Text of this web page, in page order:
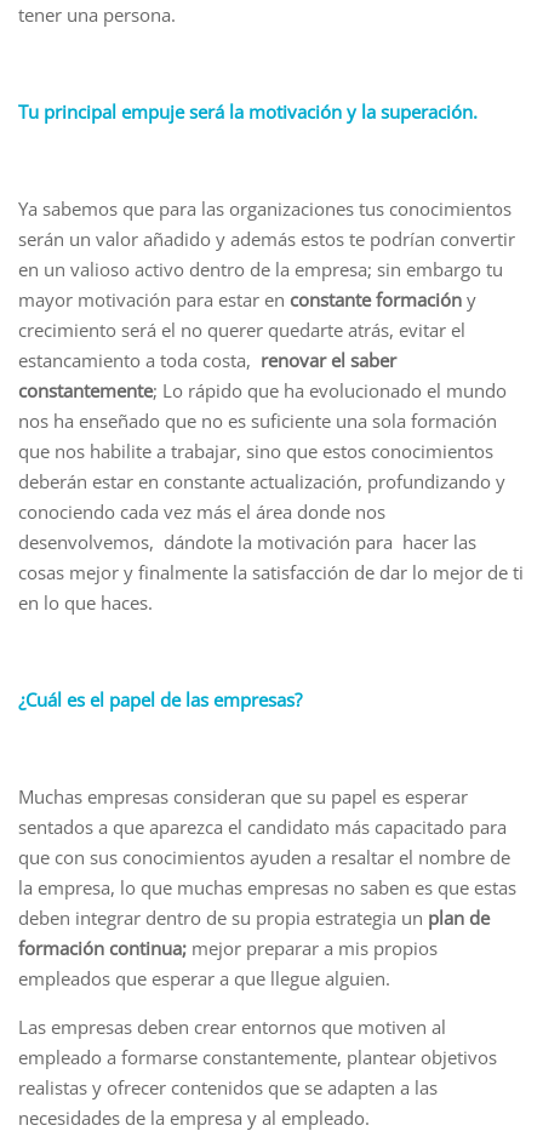
tener una persona.
Tu principal empuje será la motivación y la superación.
Ya sabemos que para las organizaciones tus conocimientos
serán un valor añadido y además estos te podrían convertir
en un valioso activo dentro de la empresa; sin embargo tu
mayor motivación para estar en constante formación y
crecimiento será el no querer quedarte atrás, evitar el
estancamiento a toda costa, renovar el saber
constantemente; Lo rápido que ha evolucionado el mundo
nos ha enseñado que no es suficiente una sola formación
que nos habilite a trabajar, sino que estos conocimientos
deberán estar en constante actualización, profundizando y
conociendo cada vez más el área donde nos
desenvolvemos, dándote la motivación para hacer las
cosas mejor y finalmente la satisfacción de dar lo mejor de ti
en lo que haces.
¿Cuál es el papel de las empresas?
Muchas empresas consideran que su papel es esperar
sentados a que aparezca el candidato más capacitado para
que con sus conocimientos ayuden a resaltar el nombre de
la empresa, lo que muchas empresas no saben es que estas
deben integrar dentro de su propia estrategia un plan de
formación continua; mejor preparar a mis propios
empleados que esperar a que llegue alguien.
Las empresas deben crear entornos que motiven al
empleado a formarse constantemente, plantear objetivos
realistas y ofrecer contenidos que se adapten a las
necesidades de la empresa y al empleado.